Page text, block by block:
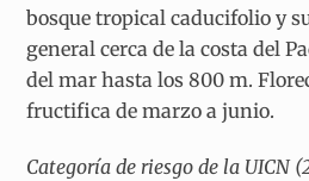
bosque tropical caducifolio y
general cerca de la costa del
del mar hasta los 800 m.
fructifica de marzo a junio.
Categoría de riesgo de la UICN